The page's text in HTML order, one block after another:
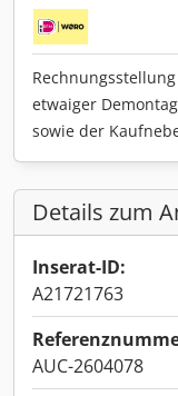
etwaiger
sowie der
Details zum
Inserat-ID:
A21721763
AUC-2604078